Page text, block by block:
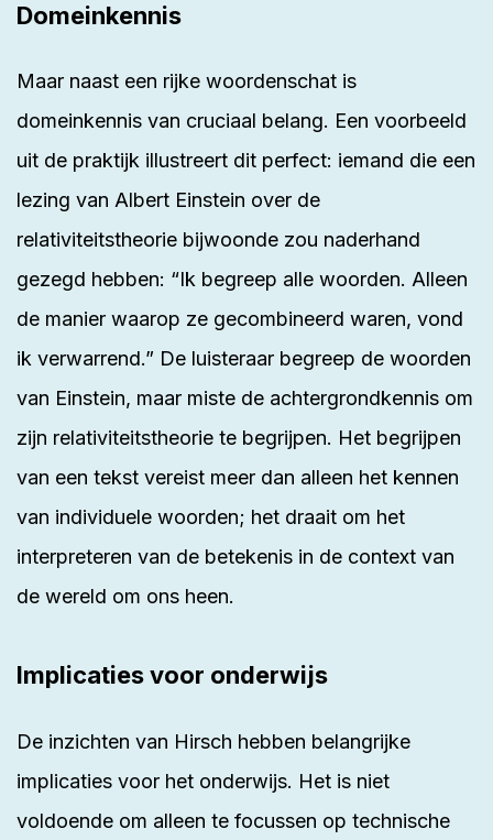
Domeinkennis
Maar naast een rijke woordenschat is
domeinkennis van cruciaal belang. Een voorbeeld
uit de praktijk illustreert dit perfect: iemand die een
lezing van Albert Einstein over de
relativiteitstheorie bijwoonde zou naderhand
gezegd hebben: “Ik begreep alle woorden. Alleen
de manier waarop ze gecombineerd waren, vond
ik verwarrend.” De luisteraar begreep de woorden
van Einstein, maar miste de achtergrondkennis om
zijn relativiteitstheorie te begrijpen. Het begrijpen
van een tekst vereist meer dan alleen het kennen
van individuele woorden; het draait om het
interpreteren van de betekenis in de context van
de wereld om ons heen.
Implicaties voor onderwijs
De inzichten van Hirsch hebben belangrijke
implicaties voor het onderwijs. Het is niet
voldoende om alleen te focussen op technische